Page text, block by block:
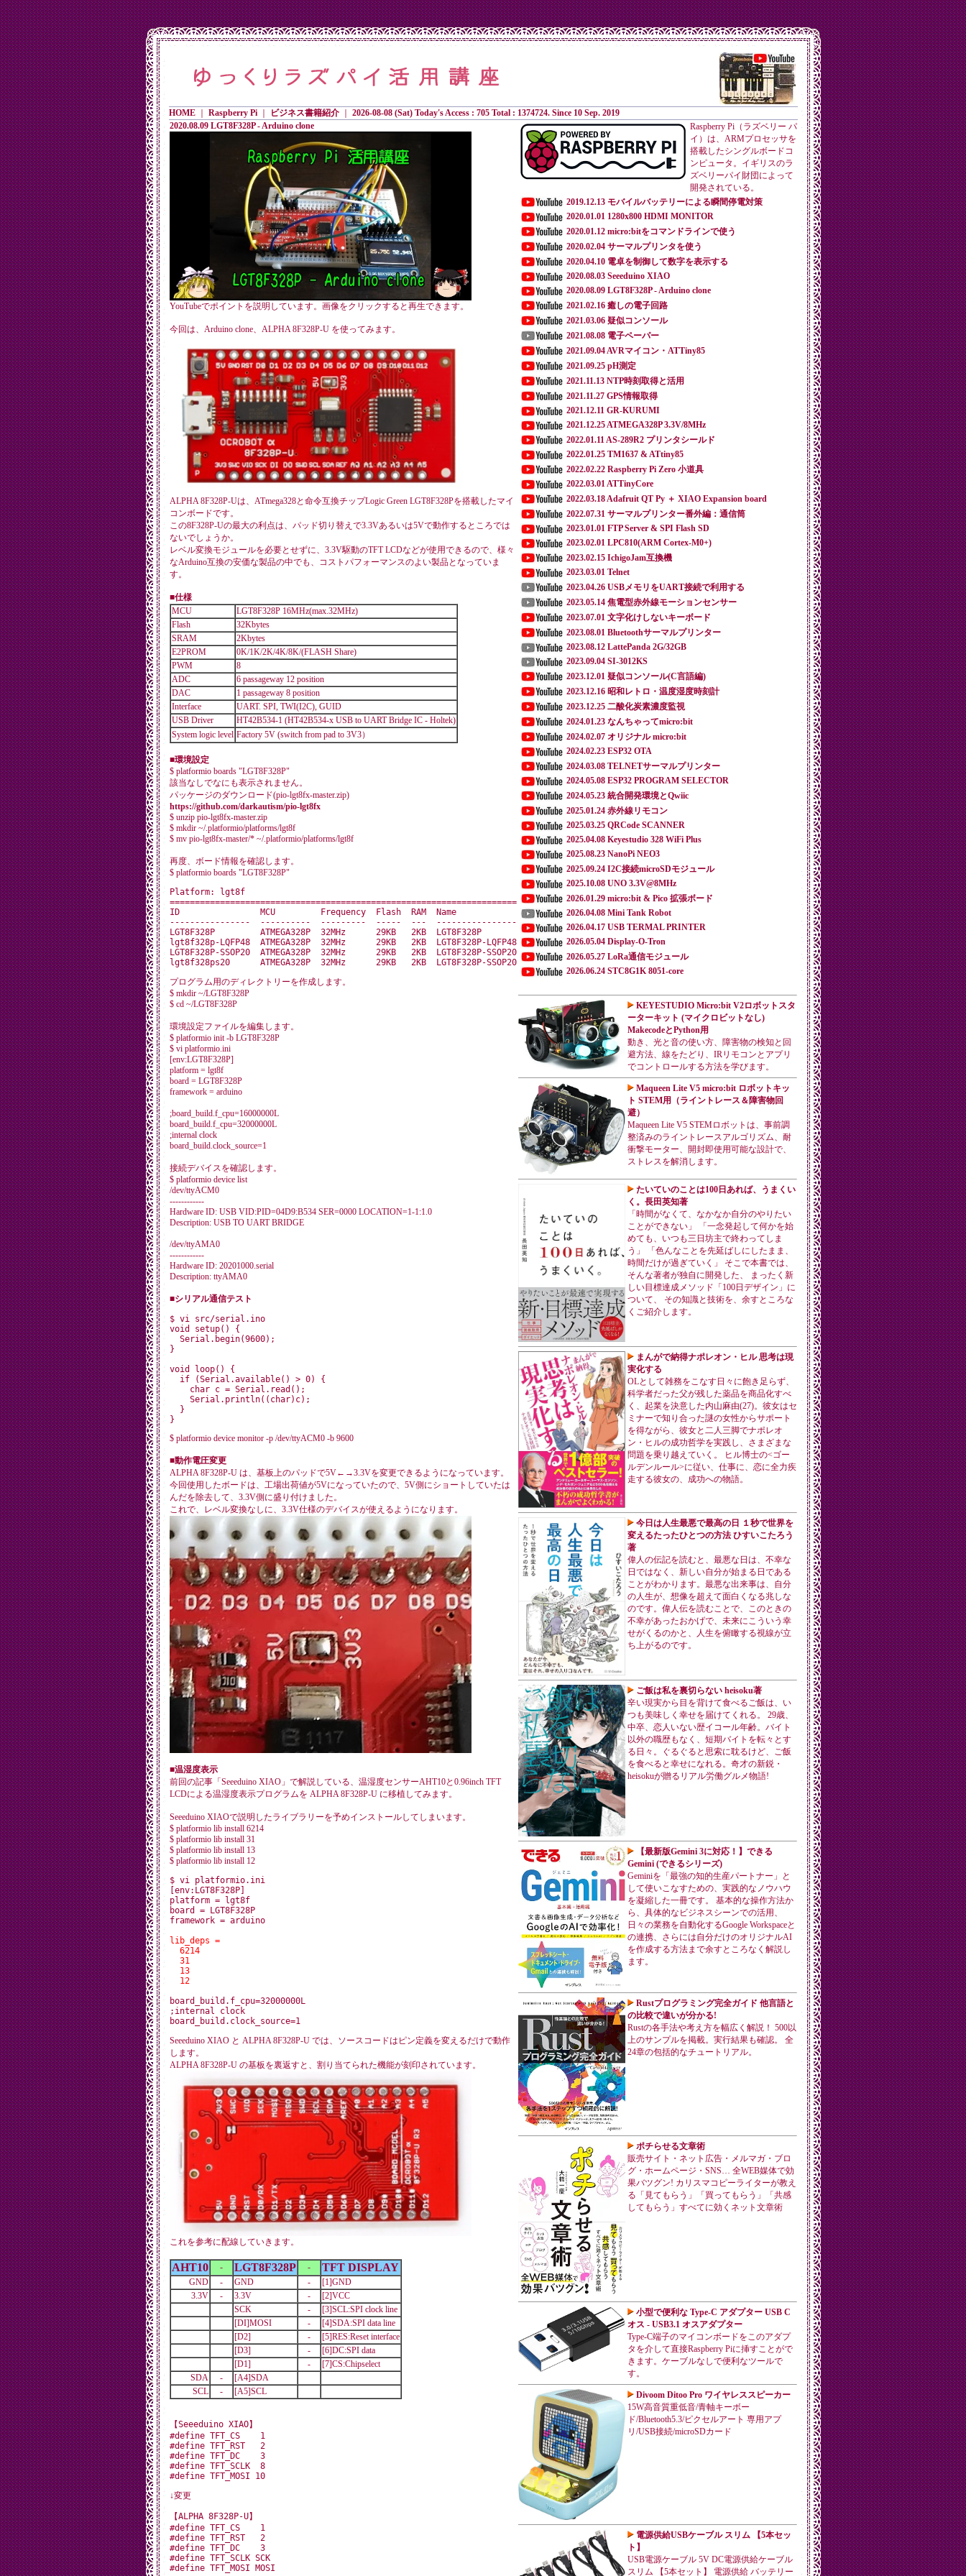
HOME｜ Raspberry Pi｜ ビジネス書籍紹介｜ 2026-08-08 (Sat) Today's Access : 705 Total : 1374724. Since 10 Sep. 2019
2020.08.09 LGT8F328P - Arduino clone
YouTubeでポイントを説明しています。画像をクリックすると再生できます。
今回は、Arduino clone、ALPHA 8F328P-U を使ってみます。
ALPHA 8F328P-Uは、ATmega328と命令互換チップLogic Green LGT8F328Pを搭載したマイ
コンボードです。
この8F328P-Uの最大の利点は、パッド切り替えで3.3Vあるいは5Vで動作するところでは
ないでしょうか。
レベル変換モジュールを必要とせずに、3.3V駆動のTFT LCDなどが使用できるので、様々
なArduino互換の安価な製品の中でも、コストパフォーマンスのよい製品となっていま
す。
■仕様
MCU
LGT8F328P 16MHz(max.32MHz)
Flash
32Kbytes
SRAM
2Kbytes
E2PROM
0K/1K/2K/4K/8K/(FLASH Share)
PWM
8
ADC
6 passageway 12 position
DAC
1 passageway 8 position
Interface
UART. SPI, TWI(I2C), GUID
USB Driver
HT42B534-1 (HT42B534-x USB to UART Bridge IC - Holtek)
System logic level Factory 5V (switch from pad to 3V3）
■環境設定
$ platformio boards "LGT8F328P"
該当なしでなにも表示されません。
パッケージのダウンロード(pio-lgt8fx-master.zip)
https://github.com/darkautism/pio-lgt8fx
$ unzip pio-lgt8fx-master.zip
$ mkdir ~/.platformio/platforms/lgt8f
$ mv pio-lgt8fx-master/* ~/.platformio/platforms/lgt8f
再度、ボード情報を確認します。
$ platformio boards "LGT8F328P"
Platform: lgt8f
=====================================================================
ID                MCU         Frequency  Flash  RAM  Name
----------------  ----------  ---------  -----  ---  ----------------
LGT8F328P         ATMEGA328P  32MHz      29KB   2KB  LGT8F328P
lgt8f328p-LQFP48  ATMEGA328P  32MHz      29KB   2KB  LGT8F328P-LQFP48
LGT8F328P-SSOP20  ATMEGA328P  32MHz      29KB   2KB  LGT8F328P-SSOP20
lgt8f328ps20      ATMEGA328P  32MHz      29KB   2KB  LGT8F328P-SSOP20
プログラム用のディレクトリーを作成します。
$ mkdir ~/LGT8F328P
$ cd ~/LGT8F328P
環境設定ファイルを編集します。
$ platformio init -b LGT8F328P
$ vi platformio.ini
[env:LGT8F328P]
platform = lgt8f
board = LGT8F328P
framework = arduino
;board_build.f_cpu=16000000L
board_build.f_cpu=32000000L
;internal clock
board_build.clock_source=1
接続デバイスを確認します。
$ platformio device list
/dev/ttyACM0
------------
Hardware ID: USB VID:PID=04D9:B534 SER=0000 LOCATION=1-1:1.0
Description: USB TO UART BRIDGE
/dev/ttyAMA0
------------
Hardware ID: 20201000.serial
Description: ttyAMA0
■シリアル通信テスト
$ vi src/serial.ino
void setup() {
  Serial.begin(9600);
}
void loop() {
  if (Serial.available() > 0) {
    char c = Serial.read();
    Serial.println((char)c);
  }
$ platformio device monitor -p /dev/ttyACM0 -b 9600
■動作電圧変更
ALPHA 8F328P-U は、基板上のパッドで5V←→3.3Vを変更できるようになっています。
今回使用したボードは、工場出荷値が5Vになっていたので、5V側にショートしていたは
んだを除去して、3.3V側に盛り付けました。
これで、レベル変換なしに、3.3V仕様のデバイスが使えるようになります。
■温湿度表示
前回の記事「Seeeduino XIAO」で解説している、温湿度センサーAHT10と0.96inch TFT
LCDによる温湿度表示プログラムを ALPHA 8F328P-U に移植してみます。
Seeeduino XIAOで説明したライブラリーを予めインストールしてしまいます。
$ platformio lib install 6214
$ platformio lib install 31
$ platformio lib install 13
$ platformio lib install 12
$ vi platformio.ini
[env:LGT8F328P]
platform = lgt8f
board = LGT8F328P
framework = arduino
lib_deps =
  6214
  31
  13
  12
board_build.f_cpu=32000000L
;internal clock
Seeeduino XIAO と ALPHA 8F328P-U では、ソースコードはピン定義を変えるだけで動作
します。
ALPHA 8F328P-U の基板を裏返すと、割り当てられた機能が刻印されています。
これを参考に配線していきます。
AHT10 - LGT8F328P - TFT DISPLAY
GND - GND -
[1]GND
3.3V
- 3.3V -
[2]VCC
SCK
-
[3]SCL:SPI clock line
[DI]MOSI
-
[4]SDA:SPI data line
[D2]
-
[5]RES:Reset interface
[D3]
-
[6]DC:SPI data
[D1]
-
[7]CS:Chipselect
SDA
-
[A4]SDA
SCL
- [A5]SCL
【Seeeduino XIAO】
#define TFT_CS    1
#define TFT_RST   2
#define TFT_DC    3
#define TFT_SCLK  8
#define TFT_MOSI 10
↓変更
【ALPHA 8F328P-U】
#define TFT_CS    1
#define TFT_RST   2
#define TFT_DC    3
#define TFT_SCLK SCK
Raspberry Pi（ラズベリー パ
イ）は、ARMプロセッサを
搭載したシングルボードコ
ンピュータ。イギリスのラ
ズベリーパイ財団によって
開発されている。
2019.12.13 モバイルバッテリーによる瞬間停電対策
2020.01.01 1280x800 HDMI MONITOR
2020.01.12 micro:bitをコマンドラインで使う
2020.02.04 サーマルプリンタを使う
2020.04.10 電卓を制御して数字を表示する
2020.08.03 Seeeduino XIAO
2020.08.09 LGT8F328P - Arduino clone
2021.02.16 癒しの電子回路
2021.03.06 疑似コンソール
2021.08.08 電子ペーパー
2021.09.04 AVRマイコン・ATTiny85
2021.09.25 pH測定
2021.11.13 NTP時刻取得と活用
2021.11.27 GPS情報取得
2021.12.11 GR-KURUMI
2021.12.25 ATMEGA328P 3.3V/8MHz
2022.01.11 AS-289R2 プリンタシールド
2022.01.25 TM1637 & ATtiny85
2022.02.22 Raspberry Pi Zero 小道具
2022.03.01 ATTinyCore
2022.03.18 Adafruit QT Py ＋ XIAO Expansion board
2022.07.31 サーマルプリンター番外編：通信筒
2023.01.01 FTP Server & SPI Flash SD
2023.02.01 LPC810(ARM Cortex-M0+)
2023.02.15 IchigoJam互換機
2023.03.01 Telnet
2023.04.26 USBメモリをUART接続で利用する
2023.05.14 焦電型赤外線モーションセンサー
2023.07.01 文字化けしないキーボード
2023.08.01 Bluetoothサーマルプリンター
2023.08.12 LattePanda 2G/32GB
2023.09.04 SI-3012KS
2023.12.01 疑似コンソール(C言語編)
2023.12.16 昭和レトロ・温度湿度時刻計
2023.12.25 二酸化炭素濃度監視
2024.01.23 なんちゃってmicro:bit
2024.02.07 オリジナル micro:bit
2024.02.23 ESP32 OTA
2024.03.08 TELNETサーマルプリンター
2024.05.08 ESP32 PROGRAM SELECTOR
2024.05.23 統合開発環境とQwiic
2025.01.24 赤外線リモコン
2025.03.25 QRCode SCANNER
2025.04.08 Keyestudio 328 WiFi Plus
2025.08.23 NanoPi NEO3
2025.09.24 I2C接続microSDモジュール
2025.10.08 UNO 3.3V@8MHz
2026.01.29 micro:bit & Pico 拡張ボード
2026.04.08 Mini Tank Robot
2026.04.17 USB TERMAL PRINTER
2026.05.04 Display-O-Tron
2026.05.27 LoRa通信モジュール
2026.06.24 STC8G1K 8051-core
KEYESTUDIO Micro:bit V2ロボットスタ
ーターキット (マイクロビットなし)
MakecodeとPython用
動き、光と音の使い方、障害物の検知と回
避方法、線をたどり、IRリモコンとアプリ
でコントロールする方法を学びます。
Maqueen Lite V5 micro:bit ロボットキッ
ト STEM用（ライントレース＆障害物回
避）
Maqueen Lite V5 STEMロボットは、事前調
整済みのライントレースアルゴリズム、耐
衝撃モーター、開封即使用可能な設計で、
ストレスを解消します。
たいていのことは100日あれば、うまくい
く。長田英知著
「時間がなくて、なかなか自分のやりたい
ことができない」 「一念発起して何かを始
めても、いつも三日坊主で終わってしま
う」 「色んなことを先延ばしにしたまま、
時間だけが過ぎていく」 そこで本書では、
そんな著者が独自に開発した、 まったく新
しい目標達成メソッド「100日デザイン」に
ついて、 その知識と技術を、余すところな
くご紹介します。
まんがで納得ナポレオン・ヒル 思考は現
実化する
OLとして雑務をこなす日々に飽き足らず、
科学者だった父が残した薬品を商品化すべ
く、起業を決意した内山麻由(27)。彼女はセ
ミナーで知り合った謎の女性からサポート
を得ながら、彼女と二人三脚でナポレオ
ン・ヒルの成功哲学を実践し、さまざまな
問題を乗り越えていく。 ヒル博士の<ゴー
ルデンルール>に従い、仕事に、恋に全力疾
走する彼女の、成功への物語。
今日は人生最悪で最高の日 １秒で世界を
変えるたったひとつの方法 ひすいこたろう
著
偉人の伝記を読むと、最悪な日は、不幸な
日ではなく、新しい自分が始まる日である
ことがわかります。最悪な出来事は、自分
の人生が、想像を超えて面白くなる兆しな
のです。偉人伝を読むことで、このときの
不幸があったおかげで、未来にこういう幸
せがくるのかと、人生を俯瞰する視線が立
ち上がるのです。
ご飯は私を裏切らない heisoku著
辛い現実から目を背けて食べるご飯は、い
つも美味しく幸せを届けてくれる。 29歳、
中卒、恋人いない歴イコール年齢。バイト
以外の職歴もなく、短期バイトを転々とす
る日々。ぐるぐると思索に耽るけど、ご飯
を食べると幸せになれる。奇才の新鋭・
heisokuが贈るリアル労働グルメ物語!
【最新版Gemini 3に対応！】できる
Gemini (できるシリーズ)
Geminiを「最強の知的生産パートナー」と
して使いこなすための、実践的なノウハウ
を凝縮した一冊です。 基本的な操作方法か
ら、具体的なビジネスシーンでの活用、
日々の業務を自動化するGoogle Workspaceと
の連携、さらには自分だけのオリジナルAI
を作成する方法まで余すところなく解説し
ます。
Rustプログラミング完全ガイド 他言語と
の比較で違いが分かる!
Rustの各手法や考え方を幅広く解説！ 500以
上のサンプルを掲載。実行結果も確認。 全
24章の包括的なチュートリアル。
ポチらせる文章術
販売サイト・ネット広告・メルマガ・ブロ
グ・ホームページ・SNS… 全WEB媒体で効
果バツグン! カリスマコピーライターが教え
る「見てもらう」「買ってもらう」「共感
してもらう」すべてに効くネット文章術
小型で便利な Type-C アダプター USB C
オス - USB3.1 オスアダプター
Type-C端子のマイコンボードをこのアダプ
タを介して直接Raspberry Piに挿すことがで
きます。ケーブルなしで便利なツールで
す。
Divoom Ditoo Pro ワイヤレススピーカー
15W高音質重低音/青軸キーボー
ド/Bluetooth5.3/ピクセルアート 専用アプ
リ/USB接続/microSDカード
電源供給USBケーブル スリム 【5本セッ
ト】
USB電源ケーブル 5V DC電源供給ケーブル
スリム 【5本セット】 電源供給 バッテリー